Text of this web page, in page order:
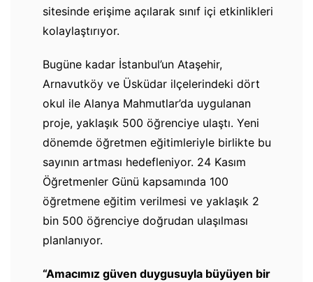
sitesinde erişime açılarak sınıf içi etkinlikleri
kolaylaştırıyor.
Bugüne kadar İstanbul’un Ataşehir,
Arnavutköy ve Üsküdar ilçelerindeki dört
okul ile Alanya Mahmutlar’da uygulanan
proje, yaklaşık 500 öğrenciye ulaştı. Yeni
dönemde öğretmen eğitimleriyle birlikte bu
sayının artması hedefleniyor. 24 Kasım
Öğretmenler Günü kapsamında 100
öğretmene eğitim verilmesi ve yaklaşık 2
bin 500 öğrenciye doğrudan ulaşılması
planlanıyor.
“Amacımız güven duygusuyla büyüyen bir